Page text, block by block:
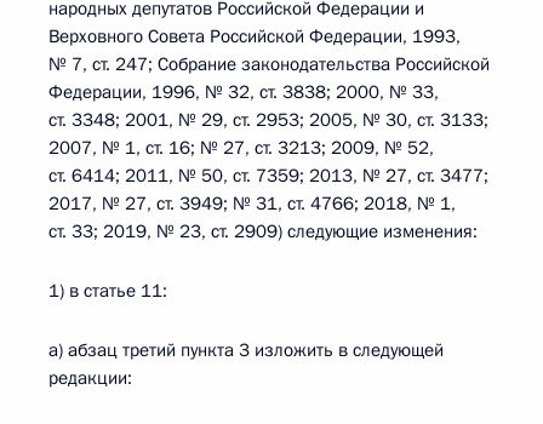
народных депутатов Российской Федерации и
Верховного Совета Российской Федерации, 1993,
№ 7, ст. 247; Собрание законодательства Российской
Федерации, 1996, № 32, ст. 3838; 2000, № 33,
ст. 3348; 2001, № 29, ст. 2953; 2005, № 30, ст. 3133;
2007, № 1, ст. 16; № 27, ст. 3213; 2009, № 52,
ст. 6414; 2011, № 50, ст. 7359; 2013, № 27, ст. 3477;
2017, № 27, ст. 3949; № 31, ст. 4766; 2018, № 1,
ст. 33; 2019, № 23, ст. 2909) следующие изменения:
1) в статье 11:
а) абзац третий пункта 3 изложить в следующей
редакции: